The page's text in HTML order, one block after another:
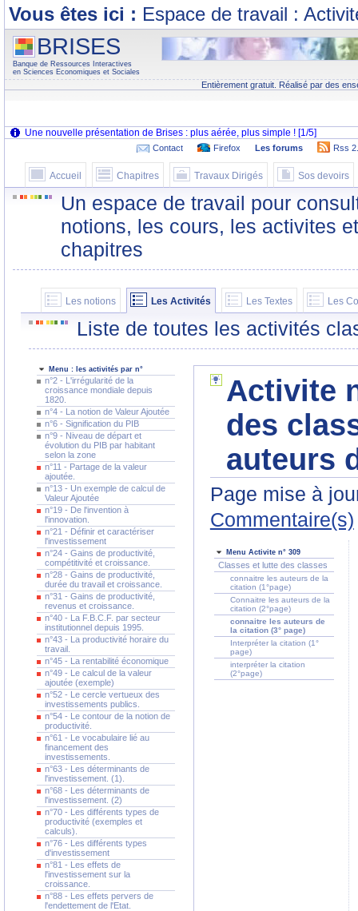
Vous êtes ici : Espace de travail :
BRISES
Banque de Ressources Interactives
en Sciences Economiques et Sociales
Entièrement gratuit. Réalisé par des
Contact Firefox Les forums Rss
Accueil Chapitres Travaux Dirigés Sos devoirs
Un espace de travail pour
notions, les cours, les activites
chapitres
Les notions Les Activités Les Textes Les
Liste de toutes les activités
Menu : les activités par n°
n°2 - L'irrégularité de la
croissance mondiale depuis
1820.
n°4 - La notion de Valeur Ajoutée
n°6 - Signification du PIB
n°9 - Niveau de départ et
évolution du PIB par habitant
selon la zone
n°11 - Partage de la valeur
ajoutée.
n°13 - Un exemple de calcul de
Valeur Ajoutée
n°19 - De l'invention à
l'innovation.
n°21 - Définir et caractériser
l'investissement
n°24 - Gains de productivité,
compétitivité et croissance.
n°28 - Gains de productivité,
durée du travail et croissance.
n°31 - Gains de productivité,
revenus et croissance.
n°40 - La F.B.C.F. par secteur
institutionnel depuis 1995.
n°43 - La productivité horaire du
travail.
n°45 - La rentabilité économique
n°49 - Le calcul de la valeur
ajoutée (exemple)
n°52 - Le cercle vertueux des
investissements publics.
n°54 - Le contour de la notion de
productivité.
n°61 - Le vocabulaire lié au
financement des
investissements.
n°63 - Les déterminants de
l'investissement. (1).
n°68 - Les déterminants de
l'investissement. (2)
n°70 - Les différents types de
productivité (exemples et
calculs).
n°76 - Les différents types
d'investissement
n°81 - Les effets de
l'investissement sur la
croissance.
n°88 - Les effets pervers de
l'endettement de l'Etat.
Activite
des
auteurs
Page mise à
Commentaire(s)
Menu Activite n° 309
Classes et lutte des classes
connaitre les auteurs de la
citation (1°page)
Connaitre les auteurs de la
citation (2°page)
connaitre les auteurs de
la citation (3° page)
Interpréter la citation (1°
page)
interpréter la citation
(2°page)